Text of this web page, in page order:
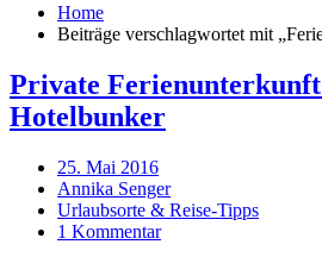
Home
Beiträge verschlagwortet mit
Private
Hotelbunker
25. Mai 2016
Annika Senger
Urlaubsorte & Reise-Tipps
1 Kommentar